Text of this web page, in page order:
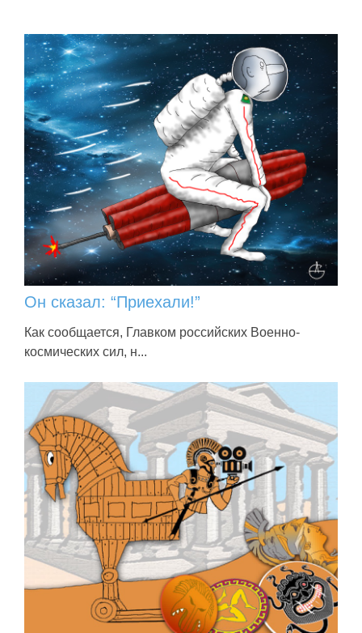
Он сказал: “Приехали!”
Как сообщается, Главком российских Военно-
космических сил, н...